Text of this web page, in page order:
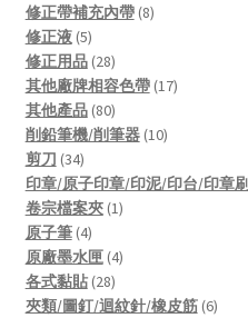
products
修正帶補充內帶 88
修正液 55
products
修正用品 2828
products
其他廠牌相容色帶 1717
其他產品 8080
products
削鉛筆機/削筆器 1010
剪刀 3434
products
印章/原子印章/印泥/印台/印章
卷宗檔案夾 11
原子筆 44
products
原廠墨水匣 44
各式黏貼 2828
products
夾類/圖釘/迴紋針/橡皮筋 66